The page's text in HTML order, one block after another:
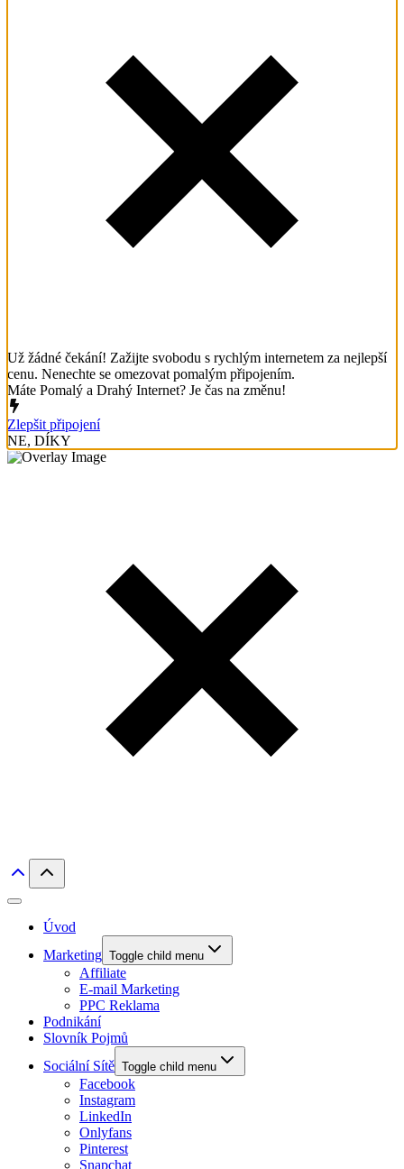
Už žádné čekání! Zažijte svobodu s rychlým internetem za nejlepší
cenu. Nenechte se omezovat pomalým připojením.
Máte Pomalý a Drahý Internet? Je čas na změnu!
Zlepšit připojení
NE, DÍKY
Úvod
Marketing Toggle child menu
Affiliate
E-mail Marketing
PPC Reklama
Podnikání
Slovník Pojmů
Sociální Sítě Toggle child menu
Facebook
Instagram
LinkedIn
Onlyfans
Pinterest
Snapchat